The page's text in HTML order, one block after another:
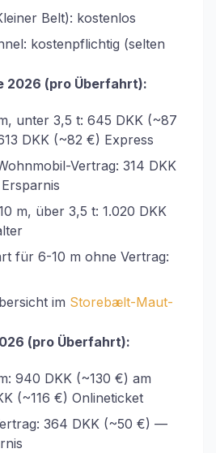
Belt): kostenlos
kostenpflichtig (selten
(pro Überfahrt):
unter 3,5 t: 645 DKK (~87
DKK (~82 €) Express
Vertrag: 314 DKK
m, über 3,5 t: 1.020 DKK
für 6-10 m ohne Vertrag:
im Storebælt-Maut-
(pro Überfahrt):
940 DKK (~130 €) am
(~116 €) Onlineticket
364 DKK (~50 €) —